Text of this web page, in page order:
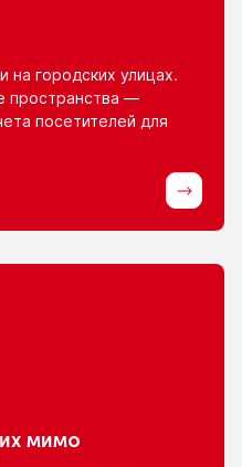
и на городских улицах.
пространства —
посетителей для
мимо